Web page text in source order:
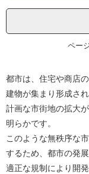
ペー
都市は、住宅や商店
建物が集まり形成さ
計画な市街地の拡大
明らかです。
このような無秩序な
するため、都市の発
適正な規制により開